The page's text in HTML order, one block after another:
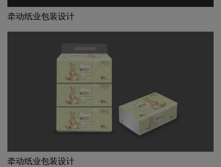
牵动纸业包装设计
牵动纸业包装设计